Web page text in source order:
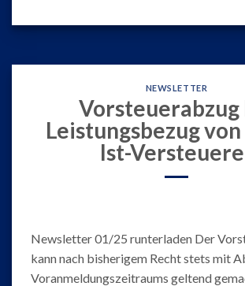
NEWSLETTER
Vorsteuerabzug
Leistungsbezug
Ist-
Newsletter 01/25 runterladen Der
kann nach bisherigem Recht stets mit
Voranmeldungszeitraums geltend